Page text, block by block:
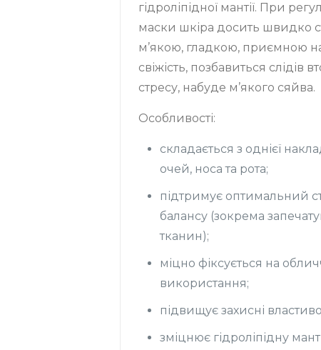
гідроліпідної мантії. При
маски шкіра досить швидко
м’якою, гладкою, приємною
свіжість, позбавиться слідів
стресу, набуде м’якого сяйва.
Особливості:
складається з однієї
очей, носа та рота;
підтримує оптимальний
балансу (зокрема
тканин);
міцно фіксується на
використання;
підвищує захисні
зміцнює гідроліпідну